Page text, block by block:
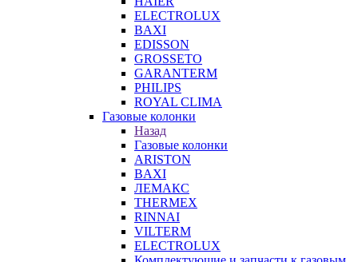
ELECTROLUX
BAXI
EDISSON
GROSSETO
GARANTERM
PHILIPS
ROYAL CLIMA
Газовые колонки
Назад
Газовые колонки
ARISTON
BAXI
ЛЕМАКС
THERMEX
RINNAI
VILTERM
ELECTROLUX